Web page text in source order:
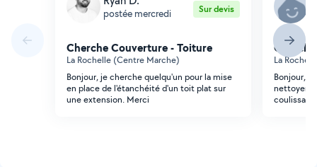
postée mercredi Sur devis
Cherche Couverture - Toiture
La Rochelle (Centre Marche)
Bonjour, je cherche quelqu'un pour la mise
en place de l'étanchéité d'un toit plat sur
une extension. Merci
La
Bonjour,
nettoyer